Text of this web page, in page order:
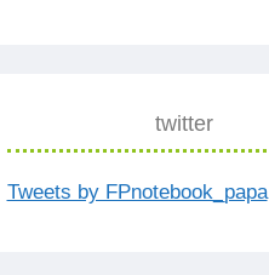
twitter
Tweets by FPnotebook_papa